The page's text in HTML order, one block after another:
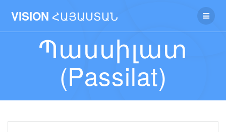
VISION ՀԱՅԱՍՏԱՆ
Պասսիլատ
(Passilat)